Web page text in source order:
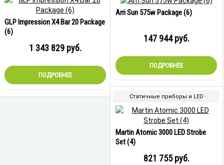
GLP Impression X4 Bar 20 Package
(6)
1 343 829 руб.
ПОДРОБНЕЕ
Arri Sun 575w Package (6)
147 944руб.
ПОДРОБНЕЕ
Статичные приборы и LED
Martin Atomic 3000 LED Strobe
Set (4)
821 755руб.